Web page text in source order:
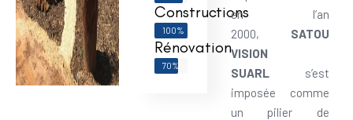
Constructions
100%
Rénovation
70%
en l’an
2000, SATOU
VISION
SUARLs’est
imposée comme
un pilier de